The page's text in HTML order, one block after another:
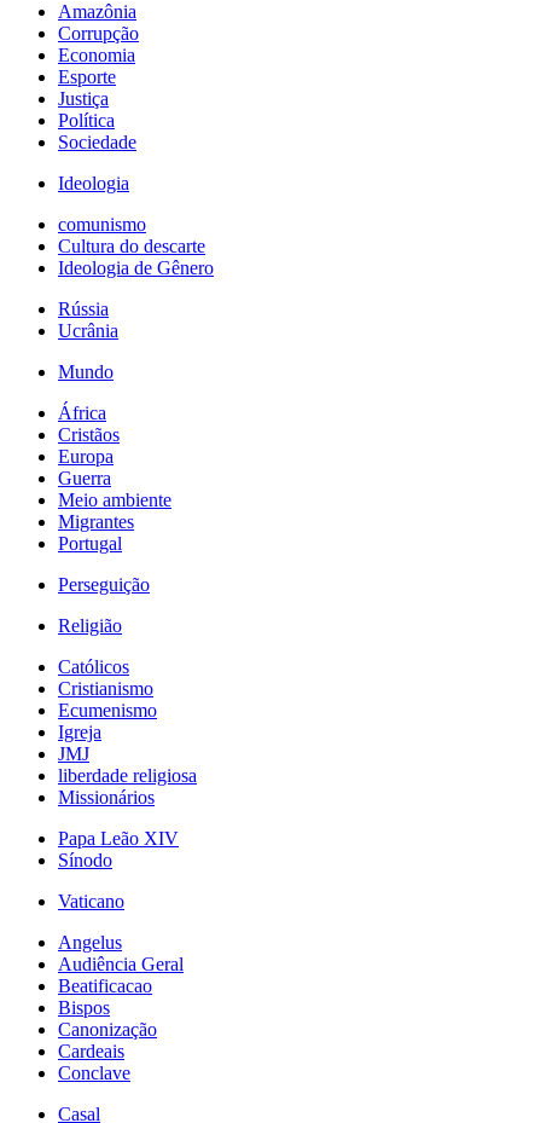
Amazônia
Corrupção
Economia
Esporte
Justiça
Política
Sociedade
Ideologia
comunismo
Cultura do descarte
Ideologia de Gênero
Rússia
Ucrânia
Mundo
África
Cristãos
Europa
Guerra
Meio ambiente
Migrantes
Portugal
Perseguição
Religião
Católicos
Cristianismo
Ecumenismo
Igreja
JMJ
liberdade religiosa
Missionários
Papa Leão XIV
Sínodo
Vaticano
Angelus
Audiência Geral
Beatificacao
Bispos
Canonização
Cardeais
Conclave
Casal